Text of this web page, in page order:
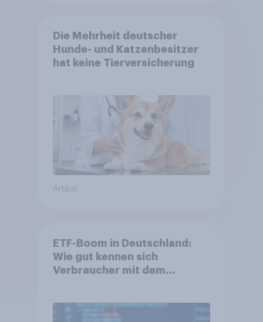
Die Mehrheit deutscher
Hunde- und Katzenbesitzer
hat keine Tierversicherung
Artikel
ETF-Boom in Deutschland:
Wie gut kennen sich
Verbraucher mit dem